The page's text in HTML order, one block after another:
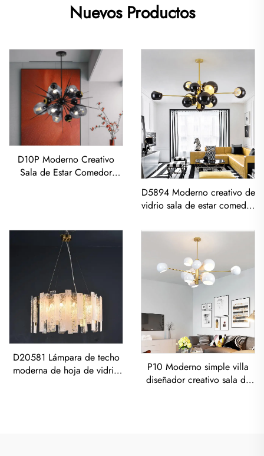
Nuevos Productos
D10P Moderno Creativo
Sala de Estar Comedor
D5894 Moderno creativo de
vidrio sala de estar comedor
led con Pendiente Dorado
D20581 Lámpara de techo
moderna de hoja de vidrio
P10 Moderno simple villa
diseñador creativo sala de